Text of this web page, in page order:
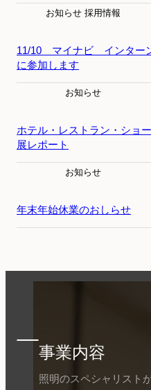
お知らせ 採用情報
11/10 マイナビ インター
に参加します
お知らせ
ホテル・レストラン・ショ
展レポート
お知らせ
年末年始休業のおしらせ
事業内容
照明のスペシャリスト